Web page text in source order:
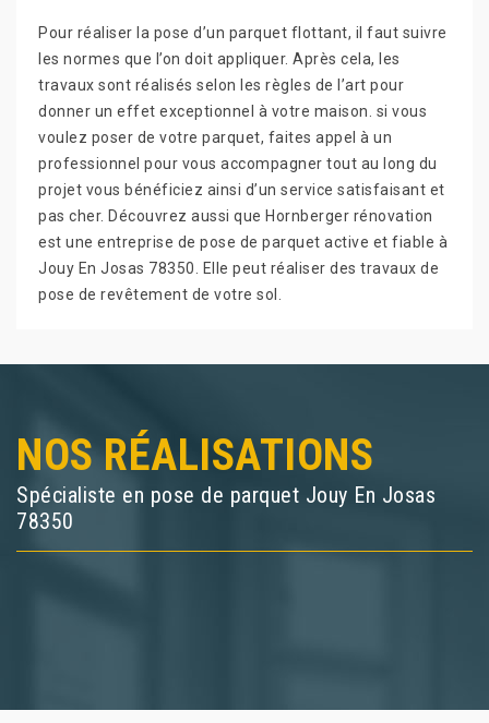
Pour réaliser la pose d’un parquet flottant, il faut suivre
les normes que l’on doit appliquer. Après cela, les
travaux sont réalisés selon les règles de l’art pour
donner un effet exceptionnel à votre maison. si vous
voulez poser de votre parquet, faites appel à un
professionnel pour vous accompagner tout au long du
projet vous bénéficiez ainsi d’un service satisfaisant et
pas cher. Découvrez aussi que Hornberger rénovation
est une entreprise de pose de parquet active et fiable à
Jouy En Josas 78350. Elle peut réaliser des travaux de
pose de revêtement de votre sol.
NOS RÉALISATIONS
Spécialiste en pose de parquet Jouy En Josas
78350